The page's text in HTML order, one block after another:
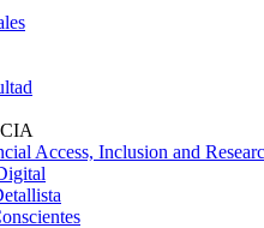
Access, Inclusion and